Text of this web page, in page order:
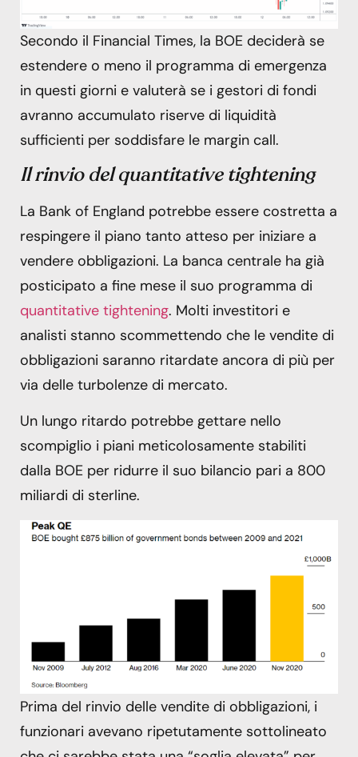
Secondo il Financial Times, la BOE deciderà se
estendere o meno il programma di emergenza
in questi giorni e valuterà se i gestori di fondi
avranno accumulato riserve di liquidità
sufficienti per soddisfare le margin call.
Il rinvio del quantitative tightening
La Bank of England potrebbe essere costretta a
respingere il piano tanto atteso per iniziare a
vendere obbligazioni. La banca centrale ha già
posticipato a fine mese il suo programma di
quantitative tightening. Molti investitori e
analisti stanno scommettendo che le vendite di
obbligazioni saranno ritardate ancora di più per
via delle turbolenze di mercato.
Un lungo ritardo potrebbe gettare nello
scompiglio i piani meticolosamente stabiliti
dalla BOE per ridurre il suo bilancio pari a 800
miliardi di sterline.
Prima del rinvio delle vendite di obbligazioni, i
funzionari avevano ripetutamente sottolineato